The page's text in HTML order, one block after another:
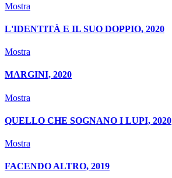
Mostra
L'IDENTITÀ E IL SUO DOPPIO, 2020
Mostra
MARGINI, 2020
Mostra
QUELLO CHE SOGNANO I LUPI, 2020
Mostra
FACENDO ALTRO, 2019